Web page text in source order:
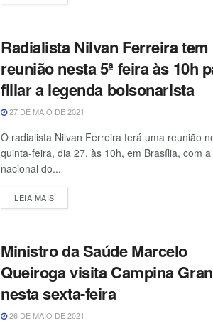
Radialista Nilvan Ferreira tem
reunião nesta 5ª feira às 10h
filiar a legenda bolsonarista
27 DE MAIO DE 2021
O radialista Nilvan Ferreira terá uma reunião
quinta-feira, dia 27, às 10h, em Brasília, com
nacional do...
LEIA MAIS
Ministro da Saúde Marcelo
Queiroga visita Campina
nesta sexta-feira
26 DE MAIO DE 2021